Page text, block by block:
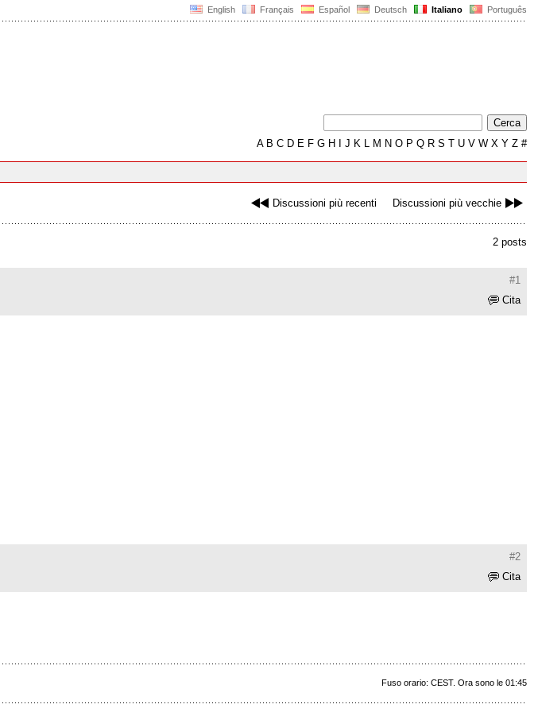
English Français Español Deutsch Italiano Português
AB C D E F G H J K L M N O P Q R S T U V W X Y Z #
Discussioni più recenti Discussioni più vecchie
2 posts
#1
Cita
#2
Cita
Fuso orario: CEST. Ora sono le 01:45